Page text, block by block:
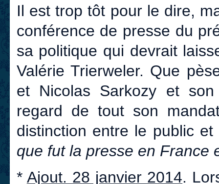
Il est trop tôt pour le dire,
conférence de presse du
sa politique qui devrait
Valérie Trierweler. Que
et Nicolas Sarkozy et
regard de tout son
distinction entre le public
que fut la presse en France
* Ajout. 28 janvier 2014.